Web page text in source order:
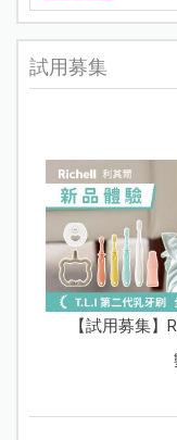
試用募集
【試用募集】